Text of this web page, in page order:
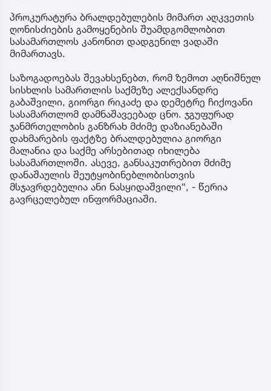
პროკურატურა ბრალდებულების მიმართ აღკვეთის
ღონისძიების გამოყენების შუამდგომლობით
სასამართლოს კანონით დადგენილ ვადაში
მიმართავს.
საზოგადოებას შევახსენებთ, რომ ზემოთ აღნიშნულ
სისხლის სამართლის საქმეზე ალექსანდრე
გაბაშვილი, გიორგი რიკაძე და დემეტრე ჩიქოვანი
სასამართლომ დამნაშავეებად ცნო. ჯგუფურად
ჯანმრთელობის განზრახ მძიმე დაზიანებაში
დახმარების ფაქტზე ბრალდებულია გიორგი
მალანია და საქმე არსებითად იხილება
სასამართლოში. ასევე, განსაკუთრებით მძიმე
დანაშაულის შეუტყობინებლობისთვის
მსჯავრდებულია ანი ნასყიდაშვილი“, - წერია
გავრცელებულ ინფორმაციაში.